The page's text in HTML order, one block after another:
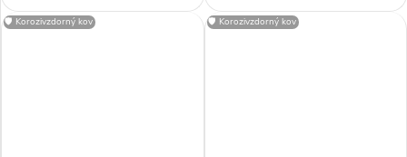
průtoku vzduchu. Regulace je
určena pro
průtoku vzduchu. Regulace je
určena pro
🛡️ Korozivzdorný kov 🛡️ Korozivzdorný kov